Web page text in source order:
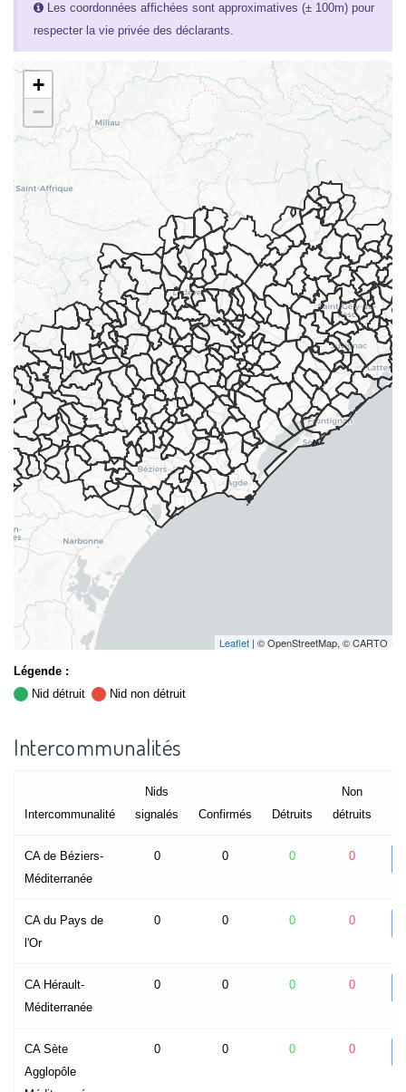
Les coordonnées affichées sont approximatives (± 100m) pour
respecter la vie privée des déclarants.
+
−
Leaflet | © OpenStreetMap, © CARTO
Légende :
Nid détruit
Nid non détruit
Intercommunalités
Intercommunalité
Nids
signalés
Confirmés Détruits
Non
détruits
CA de Béziers-
Méditerranée
0 0 0 0
CA du Pays de
l'Or
0 0 0 0
CA Hérault-
Méditerranée
0 0 0 0
CA Sète
Agglopôle
0 0 0 0